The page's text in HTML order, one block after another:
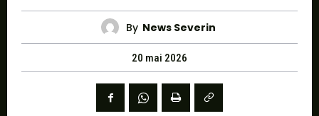
By News Severin
20 mai 2026